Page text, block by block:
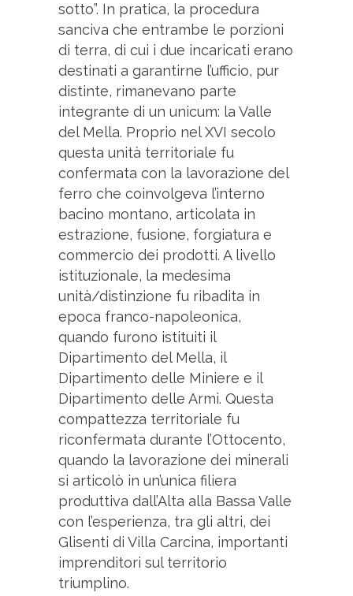
sotto”. In pratica, la procedura
sanciva che entrambe le porzioni
di terra, di cui i due incaricati erano
destinati a garantirne l’ufficio, pur
distinte, rimanevano parte
integrante di un unicum: la Valle
del Mella. Proprio nel XVI secolo
questa unità territoriale fu
confermata con la lavorazione del
ferro che coinvolgeva l’interno
bacino montano, articolata in
estrazione, fusione, forgiatura e
commercio dei prodotti. A livello
istituzionale, la medesima
unità/distinzione fu ribadita in
epoca franco-napoleonica,
quando furono istituiti il
Dipartimento del Mella, il
Dipartimento delle Miniere e il
Dipartimento delle Armi. Questa
compattezza territoriale fu
riconfermata durante l’Ottocento,
quando la lavorazione dei minerali
si articolò in un’unica filiera
produttiva dall’Alta alla Bassa Valle
con l’esperienza, tra gli altri, dei
Glisenti di Villa Carcina, importanti
imprenditori sul territorio
triumplino.